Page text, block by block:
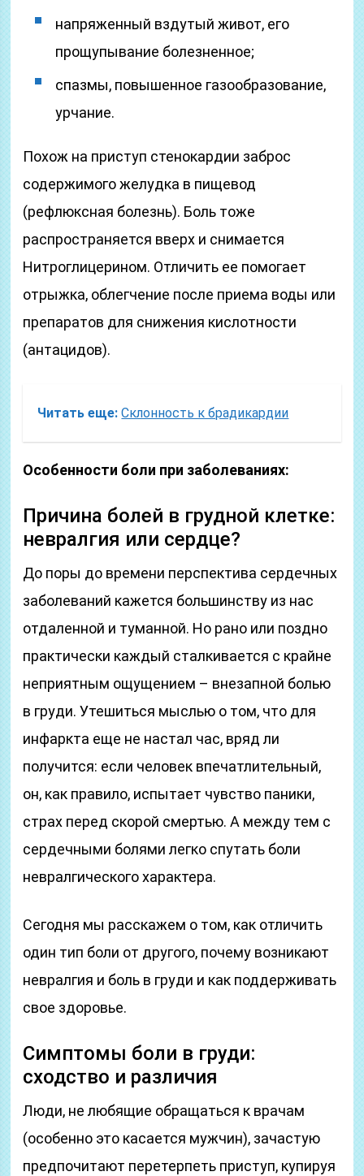
напряженный вздутый живот, его
прощупывание болезненное;
спазмы, повышенное газообразование,
урчание.
Похож на приступ стенокардии заброс
содержимого желудка в пищевод
(рефлюксная болезнь). Боль тоже
распространяется вверх и снимается
Нитроглицерином. Отличить ее помогает
отрыжка, облегчение после приема воды или
препаратов для снижения кислотности
(антацидов).
Читать еще: Склонность к брадикардии
Особенности боли при заболеваниях:
Причина болей в грудной клетке:
невралгия или сердце?
До поры до времени перспектива сердечных
заболеваний кажется большинству из нас
отдаленной и туманной. Но рано или поздно
практически каждый сталкивается с крайне
неприятным ощущением – внезапной болью
в груди. Утешиться мыслью о том, что для
инфаркта еще не настал час, вряд ли
получится: если человек впечатлительный,
он, как правило, испытает чувство паники,
страх перед скорой смертью. А между тем с
сердечными болями легко спутать боли
невралгического характера.
Сегодня мы расскажем о том, как отличить
один тип боли от другого, почему возникают
невралгия и боль в груди и как поддерживать
свое здоровье.
Симптомы боли в груди:
сходство и различия
Люди, не любящие обращаться к врачам
(особенно это касается мужчин), зачастую
предпочитают перетерпеть приступ, купируя